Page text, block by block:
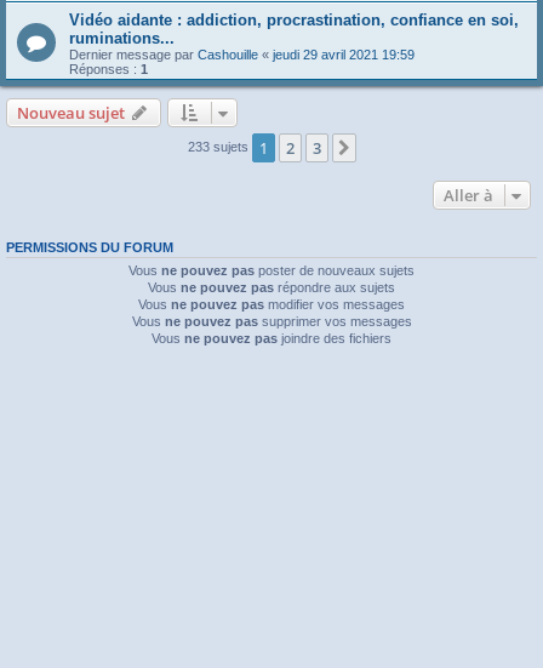
Vidéo aidante : addiction, procrastination, confiance en soi,
ruminations...
Dernier message par Cashouille « jeudi 29 avril 2021 19:59
Réponses : 1
Nouveau sujet
233 sujets 1 2 3
Aller à
PERMISSIONS DU FORUM
Vous ne pouvez pas poster de nouveaux sujets
Vous ne pouvez pas répondre aux sujets
Vous ne pouvez pas modifier vos messages
Vous ne pouvez passupprimer vos messages
Vous ne pouvez pas joindre des fichiers